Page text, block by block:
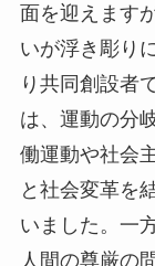
面を迎えます
いが浮き彫り
り共同創設者
は、運動の分
働運動や社会
と社会変革を
いました。一
人間の尊厳の